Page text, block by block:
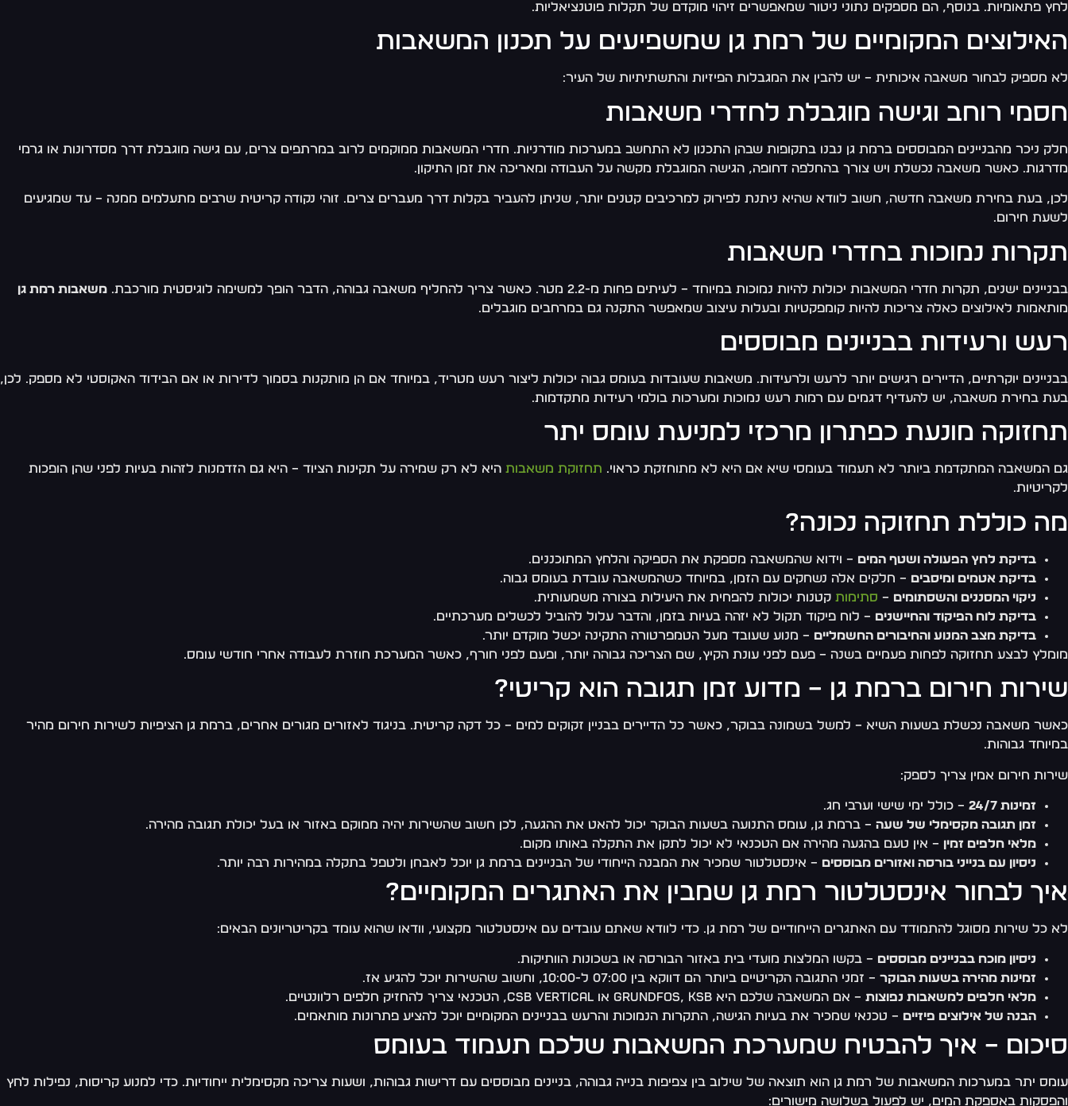
לחץ פתאומיות. בנוסף, הם מספקים נתוני ניטור שמאפשרים זיהוי מוקדם של תקלות פוטנציאליות.
האילוצים המקומיים של רמת גן שמשפיעים על תכנון המשאבות
לא מספיק לבחור משאבה איכותית – יש להבין את המגבלות הפיזיות והתשתיתיות של העיר:
חסמי רוחב וגישה מוגבלת לחדרי משאבות
חלק ניכר מהבניינים המבוססים ברמת גן נבנו בתקופות שבהן התכנון לא התחשב במערכות מודרניות. חדרי המשאבות ממוקמים לרוב במרתפים צרים, עם גישה מוגבלת דרך מסדרונות או גרמי
מדרגות. כאשר משאבה נכשלת ויש צורך בהחלפה דחופה, הגישה המוגבלת מקשה על העבודה ומאריכה את זמן התיקון.
לכן, בעת בחירת משאבה חדשה, חשוב לוודא שהיא ניתנת לפירוק למרכיבים קטנים יותר, שניתן להעביר בקלות דרך מעברים צרים. זוהי נקודה קריטית שרבים מתעלמים ממנה – עד שמגיעים
לשעת חירום.
תקרות נמוכות בחדרי משאבות
בבניינים ישנים, תקרות חדרי המשאבות יכולות להיות נמוכות במיוחד – לעיתים פחות מ-2.2 מטר. כאשר צריך להחליף משאבה גבוהה, הדבר הופך למשימה לוגיסטית מורכבת.
משאבות רמת גן
מותאמות לאילוצים כאלה צריכות להיות קומפקטיות ובעלות עיצוב שמאפשר התקנה גם במרחבים מוגבלים.
רעש ורעידות בבניינים מבוססים
בבניינים יוקרתיים, הדיירים רגישים יותר לרעש ולרעידות. משאבות שעובדות בעומס גבוה יכולות ליצור רעש מטריד, במיוחד אם הן מותקנות בסמוך לדירות או אם הבידוד האקוסטי לא מספק. לכן,
בעת בחירת משאבה, יש להעדיף דגמים עם רמות רעש נמוכות ומערכות בולמי רעידות מתקדמות.
תחזוקה מונעת כפתרון מרכזי למניעת עומס יתר
גם המשאבה המתקדמת ביותר לא תעמוד בעומסי שיא אם היא לא מתוחזקת כראוי. תחזוקת משאבות היא לא רק שמירה על תקינות הציוד – היא גם הזדמנות לזהות בעיות לפני שהן הופכות
לקריטיות.
מה כוללת תחזוקה נכונה?
בדיקת לחץ הפעולה ושטף המים – וידוא שהמשאבה מספקת את הספיקה והלחץ המתוכננים.
בדיקת אטמים ומיסבים – חלקים אלה נשחקים עם הזמן, במיוחד כשהמשאבה עובדת בעומס גבוה.
ניקוי המסננים והשסתומים – סתימות קטנות יכולות להפחית את היעילות בצורה משמעותית.
בדיקת לוח הפיקוד והחיישנים – לוח פיקוד תקול לא יזהה בעיות בזמן, והדבר עלול להוביל לכשלים מערכתיים.
בדיקת מצב המנוע והחיבורים החשמליים – מנוע שעובד מעל הטמפרטורה התקינה יכשל מוקדם יותר.
מומלץ לבצע תחזוקה לפחות פעמיים בשנה – פעם לפני עונת הקיץ, שם הצריכה גבוהה יותר, ופעם לפני חורף, כאשר המערכת חוזרת לעבודה אחרי חודשי עומס.
שירות חירום ברמת גן – מדוע זמן תגובה הוא קריטי?
כאשר משאבה נכשלת בשעות השיא – למשל בשמונה בבוקר, כאשר כל הדיירים בבניין זקוקים למים – כל דקה קריטית. בניגוד לאזורים מגורים אחרים, ברמת גן הציפיות לשירות חירום מהיר
במיוחד גבוהות.
שירות חירום אמין צריך לספק:
זמינות 24/7
– כולל ימי שישי וערבי חג.
זמן תגובה מקסימלי של שעה – ברמת גן, עומס התנועה בשעות הבוקר יכול להאט את ההגעה, לכן חשוב שהשירות יהיה ממוקם באזור או בעל יכולת תגובה מהירה.
מלאי חלפים זמין – אין טעם בהגעה מהירה אם הטכנאי לא יכול לתקן את התקלה באותו מקום.
ניסיון עם בנייני בורסה ואזורים מבוססים – אינסטלטור שמכיר את המבנה הייחודי של הבניינים ברמת גן יוכל לאבחן ולטפל בתקלה במהירות רבה יותר.
איך לבחור אינסטלטור רמת גן שמבין את האתגרים המקומיים?
לא כל שירות מסוגל להתמודד עם האתגרים הייחודיים של רמת גן. כדי לוודא שאתם עובדים עם אינסטלטור מקצועי, וודאו שהוא עומד בקריטריונים הבאים:
ניסיון מוכח בבניינים מבוססים – בקשו המלצות מועדי בית באזור הבורסה או בשכונות הוותיקות.
זמינות מהירה בשעות הבוקר – זמני התגובה הקריטיים ביותר הם דווקא בין 07:00 ל-10:00, וחשוב שהשירות יוכל להגיע אז.
מלאי חלפים למשאבות נפוצות – אם המשאבה שלכם היא Grundfos, KSB או CSB Vertical, הטכנאי צריך להחזיק חלפים רלוונטיים.
הבנה של אילוצים פיזיים – טכנאי שמכיר את בעיות הגישה, התקרות הנמוכות והרעש בבניינים המקומיים יוכל להציע פתרונות מותאמים.
סיכום – איך להבטיח שמערכת המשאבות שלכם תעמוד בעומס
עומס יתר במערכות המשאבות של רמת גן הוא תוצאה של שילוב בין צפיפות בנייה גבוהה, בניינים מבוססים עם דרישות גבוהות, ושעות צריכה מקסימלית ייחודיות. כדי למנוע קריסות, נפילות לחץ
והפסקות באספקת המים, יש לפעול בשלושה מישורים: